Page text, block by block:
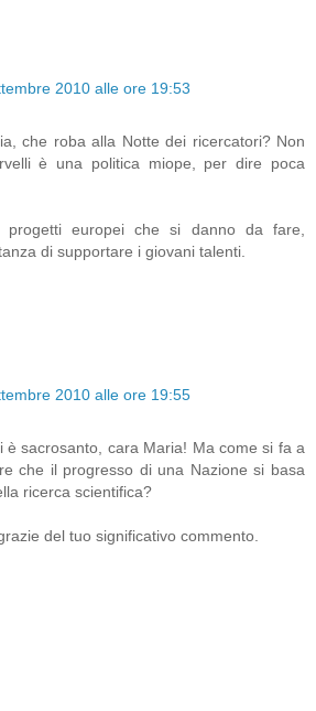
2010 alle ore 19:53
che roba alla Notte dei ricercatori? Non
è una politica miope, per dire poca
progetti europei che si danno da fare,
di supportare i giovani talenti.
2010 alle ore 19:55
è sacrosanto, cara Maria! Ma come si fa a
che il progresso di una Nazione si basa
ricerca scientifica?
del tuo significativo commento.